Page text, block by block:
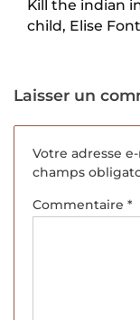
Kill the indian
child, Elise
Laisser un
Votre adresse
champs
Commentaire *